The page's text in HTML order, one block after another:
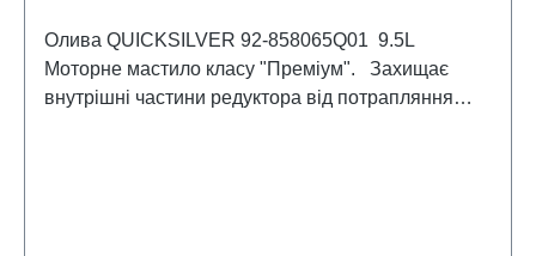
Олива QUICKSILVER 92-858065Q01 9.5L
Моторне мастило класу "Преміум". Захищає
внутрішні частини редуктора від потрапляння